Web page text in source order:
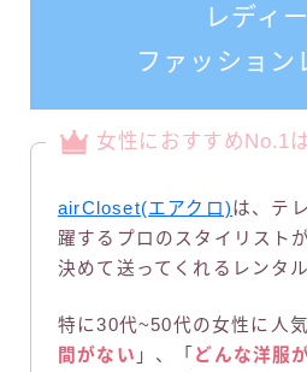
レディ
ファッション
女性におすすめNo.1
airCloset(エアクロ)は、テ
躍するプロのスタイリスト
決めて送ってくれるレンタ
特に30代~50代の女性に人気
間がない 」、「 どんな洋服